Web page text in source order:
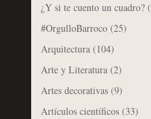
¿Y si te cuento un cuadro?
#OrgulloBarroco(25)
Arquitectura(104)
Arte y Literatura(2)
Artes decorativas(9)
Artículos científicos(33)